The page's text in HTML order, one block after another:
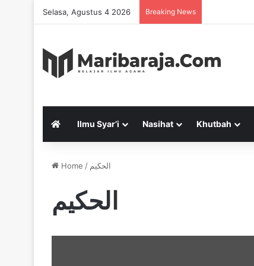
Selasa, Agustus 4 2026 Breaking News
Ilmu Syar’i Nasihat Khutbah
Home / الحكيم
الحكيم